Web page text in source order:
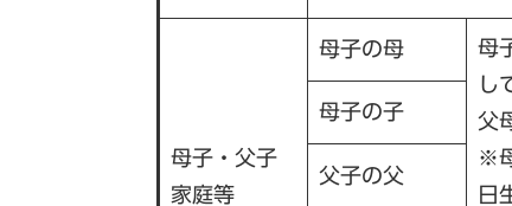
母子・父子
家庭等
母子の母
母
し
父
※
日
母子の子
父子の父